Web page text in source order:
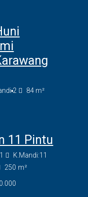
2 84 m²
11 Pintu
K.Mandi:11
250 m²